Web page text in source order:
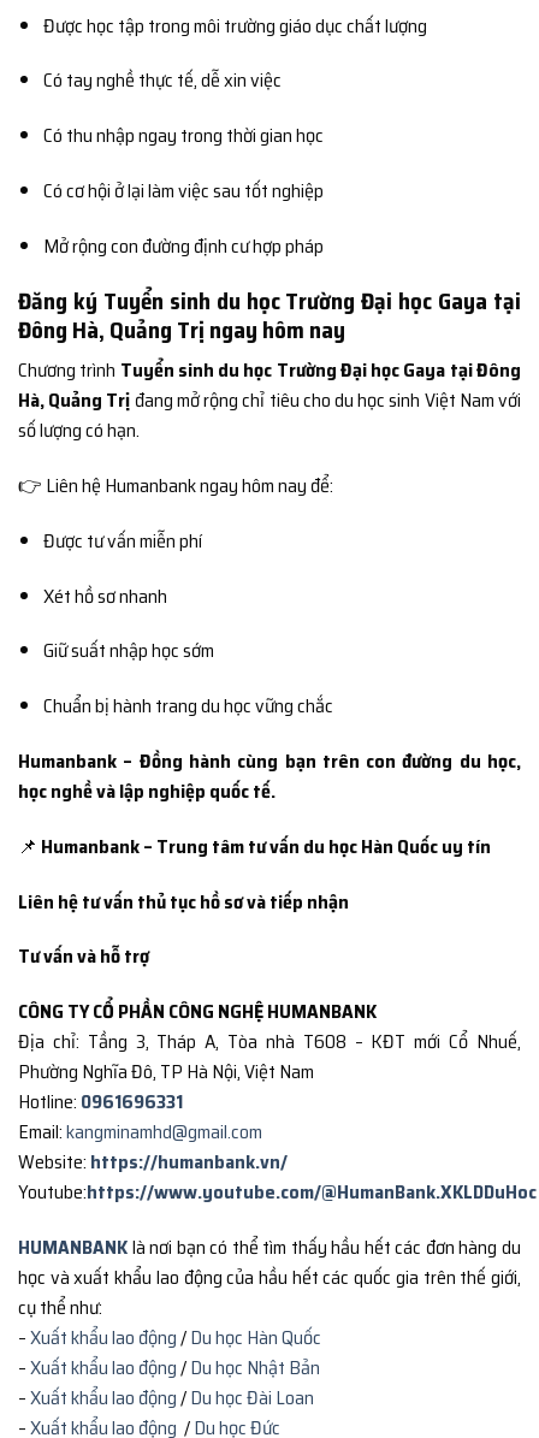
Được học tập trong môi trường giáo dục chất lượng
Có tay nghề thực tế, dễ xin việc
Có thu nhập ngay trong thời gian học
Có cơ hội ở lại làm việc sau tốt nghiệp
Mở rộng con đường định cư hợp pháp
Đăng ký Tuyển sinh du học Trường Đại học Gaya tại
Đông Hà, Quảng Trị ngay hôm nay
Chương trình Tuyển sinh du học Trường Đại học Gaya tại Đông
Hà, Quảng Trịđang mở rộng chỉ tiêu cho du học sinh Việt Nam với
số lượng có hạn.
👉 Liên hệ Humanbank ngay hôm nay để:
Được tư vấn miễn phí
Xét hồ sơ nhanh
Giữ suất nhập học sớm
Chuẩn bị hành trang du học vững chắc
Humanbank – Đồng hành cùng bạn trên con đường du học,
học nghề và lập nghiệp quốc tế.
📌 Humanbank – Trung tâm tư vấn du học Hàn Quốc uy tín
Liên hệ tư vấn thủ tục hồ sơ và tiếp nhận
Tư vấn và hỗ trợ
CÔNG TY CỔ PHẦN CÔNG NGHỆ HUMANBANK
Địa chỉ: Tầng 3, Tháp A, Tòa nhà T608 – KĐT mới Cổ Nhuế,
Phường Nghĩa Đô, TP Hà Nội, Việt Nam
Hotline: 0961696331
Email:kangminamhd@gmail.com
Website: https://humanbank.vn/
Youtube:https://www.youtube.com/@HumanBank.XKLDDuHoc
HUMANBANKlà nơi bạn có thể tìm thấy hầu hết các đơn hàng du
học và xuất khẩu lao động của hầu hết các quốc gia trên thế giới,
cụ thể như:
–Xuất khẩu lao động/Du học Hàn Quốc
–Xuất khẩu lao động/Du học Nhật Bản
–Xuất khẩu lao động/Du học Đài Loan
–Xuất khẩu lao động /Du học Đức